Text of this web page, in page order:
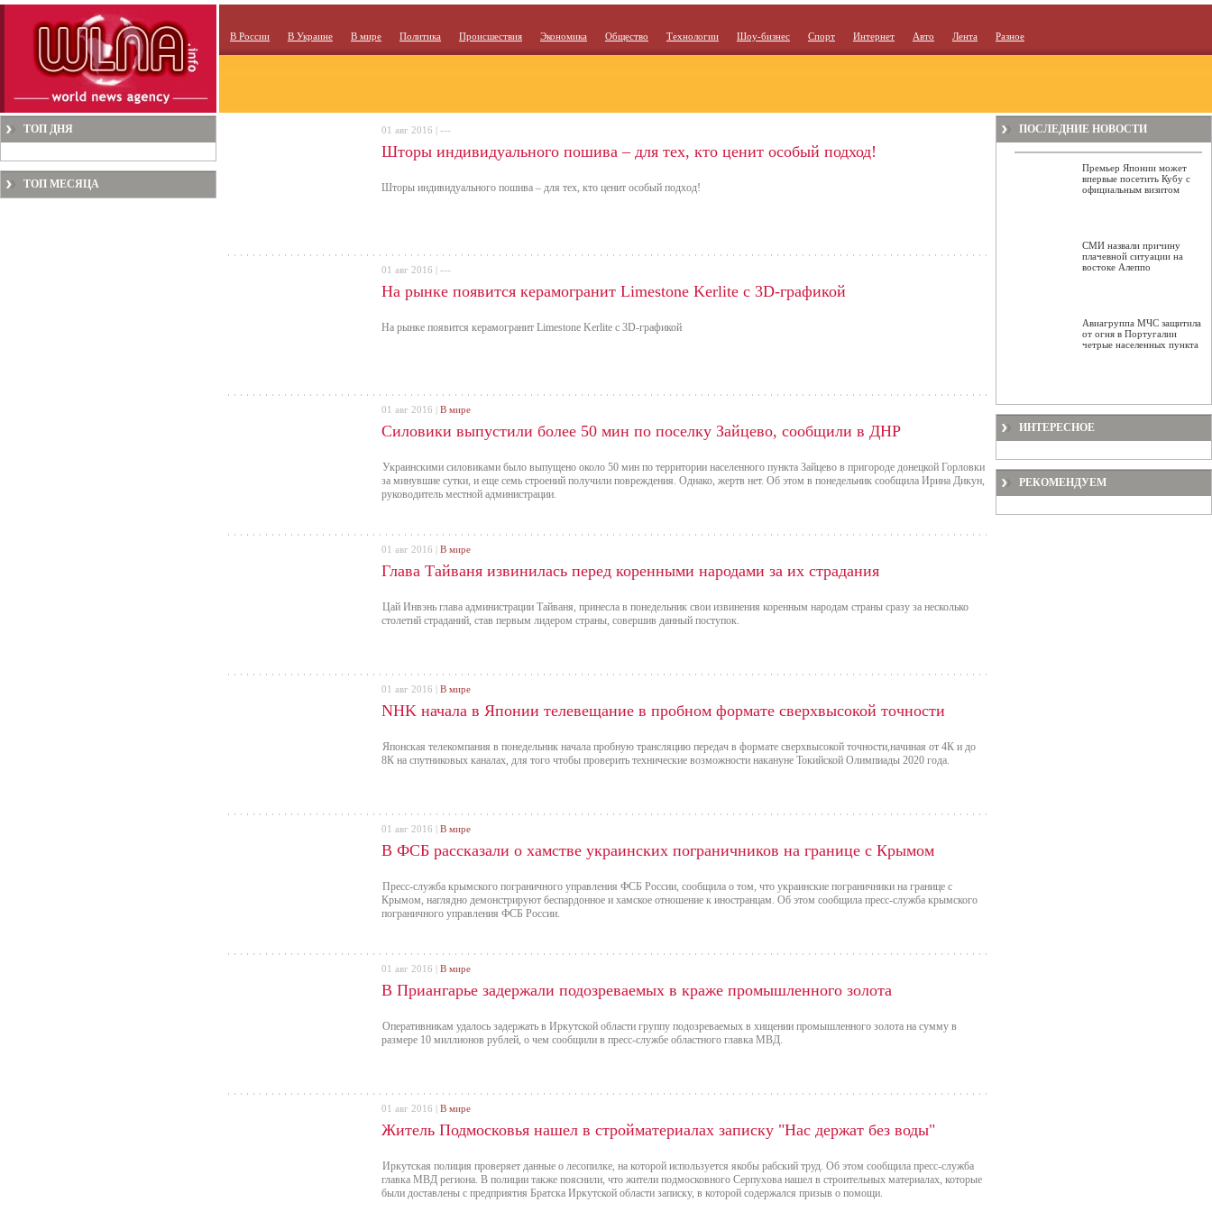
В России В Украине В мире Политика Происшествия Экономика Общество Технологии Шоу-бизнес Спорт Интернет Авто Лента Разное
ТОП ДНЯ
ТОП МЕСЯЦА
Шторы индивидуального пошива – для тех, кто ценит особый подход!
Шторы индивидуального пошива – для тех, кто ценит особый подход!
01 авг 2016 | ---
На рынке появится керамогранит Limestone Kerlite с 3D-графикой
На рынке появится керамогранит Limestone Kerlite с 3D-графикой
01 авг 2016 | ---
Силовики выпустили более 50 мин по поселку Зайцево, сообщили в ДНР
Украинскими силовиками было выпущено около 50 мин по территории населенного пункта Зайцево в пригороде донецкой Горловки
за минувшие сутки, и еще семь строений получили повреждения. Однако, жертв нет. Об этом в понедельник сообщила Ирина Дикун,
руководитель местной администрации.
01 авг 2016 | В мире
Глава Тайваня извинилась перед коренными народами за их страдания
Цай Инвэнь глава администрации Тайваня, принесла в понедельник свои извинения коренным народам страны сразу за несколько
столетий страданий, став первым лидером страны, совершив данный поступок.
01 авг 2016 | В мире
NHK начала в Японии телевещание в пробном формате сверхвысокой точности
Японская телекомпания в понедельник начала пробную трансляцию передач в формате сверхвысокой точности,начиная от 4К и до
8К на спутниковых каналах, для того чтобы проверить технические возможности накануне Токийской Олимпиады 2020 года.
01 авг 2016 | В мире
В ФСБ рассказали о хамстве украинских пограничников на границе с Крымом
Пресс-служба крымского пограничного управления ФСБ России, сообщила о том, что украинские пограничники на границе с
Крымом, наглядно демонстрируют беспардонное и хамское отношение к иностранцам. Об этом сообщила пресс-служба крымского
пограничного управления ФСБ России.
01 авг 2016 | В мире
В Приангарье задержали подозреваемых в краже промышленного золота
Оперативникам удалось задержать в Иркутской области группу подозреваемых в хищении промышленного золота на сумму в
размере 10 миллионов рублей, о чем сообщили в пресс-службе областного главка МВД.
01 авг 2016 | В мире
Житель Подмосковья нашел в стройматериалах записку "Нас держат без воды"
Иркутская полиция проверяет данные о лесопилке, на которой используется якобы рабский труд. Об этом сообщила пресс-служба
главка МВД региона. В полиции также пояснили, что жители подмосковного Серпухова нашел в строительных материалах, которые
были доставлены с предприятия Братска Иркутской области записку, в которой содержался призыв о помощи.
01 авг 2016 | В мире
ПОСЛЕДНИЕ НОВОСТИ
Премьер Японии может
впервые посетить Кубу с
официальным визитом
СМИ назвали причину
плачевной ситуации на
востоке Алеппо
Авиагруппа МЧС защитила
от огня в Португалии
четрые населенных пункта
ИНТЕРЕСНОЕ
РЕКОМЕНДУЕМ